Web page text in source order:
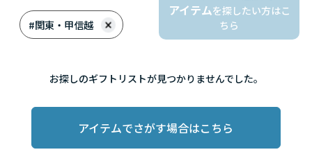
アイテムを探したい方はこ
ちら
#関東・甲信越
お探しのギフトリストが見つかりませんでした。
アイテムでさがす場合はこちら